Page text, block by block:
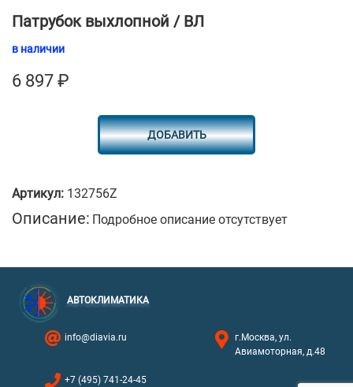
Патрубок выхлопной / ВЛ
в наличии
6 897 ₽
ДОБАВИТЬ
Артикул: 132756Z
Описание: Подробное описание отсутствует
АВТОКЛИМАТИКА
info@diavia.ru
г.Москва, ул.
Авиамоторная, д.48
+7 (495) 741-24-45